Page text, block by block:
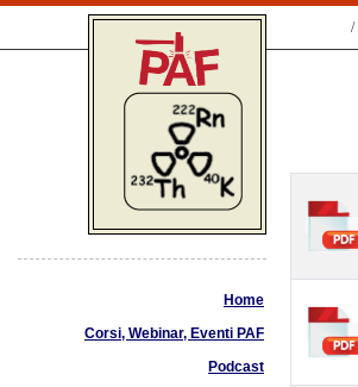
/
Home
Corsi, Webinar, Eventi PAF
Podcast